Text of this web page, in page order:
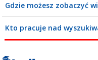
Gdzie możesz zobaczyć
Kto pracuje nad